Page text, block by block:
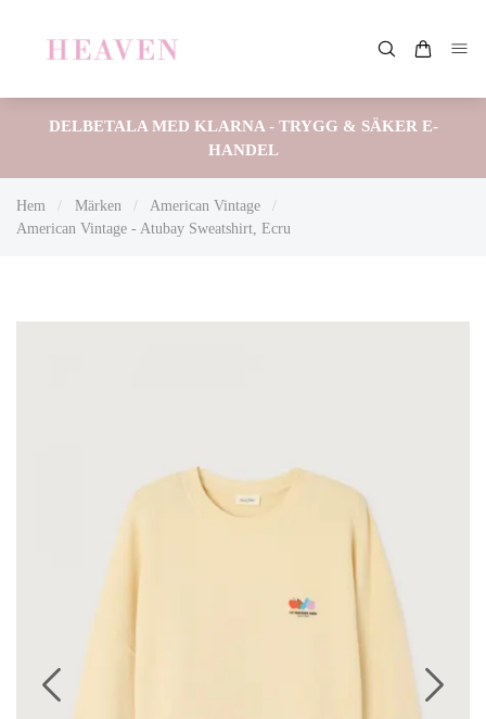
DELBETALA MED KLARNA - TRYGG & SÄKER E-
HANDEL
Hem / Märken / American Vintage
/
American Vintage - Atubay Sweatshirt, Ecru